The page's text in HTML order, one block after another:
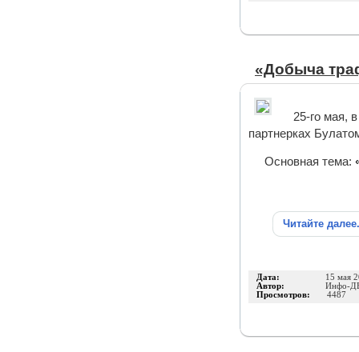
«Добыча
25-го мая,
партнерках
Основная тема:
Читайте
Дата: 15 мая
Автор: Инфо-
Просмотров: 4487